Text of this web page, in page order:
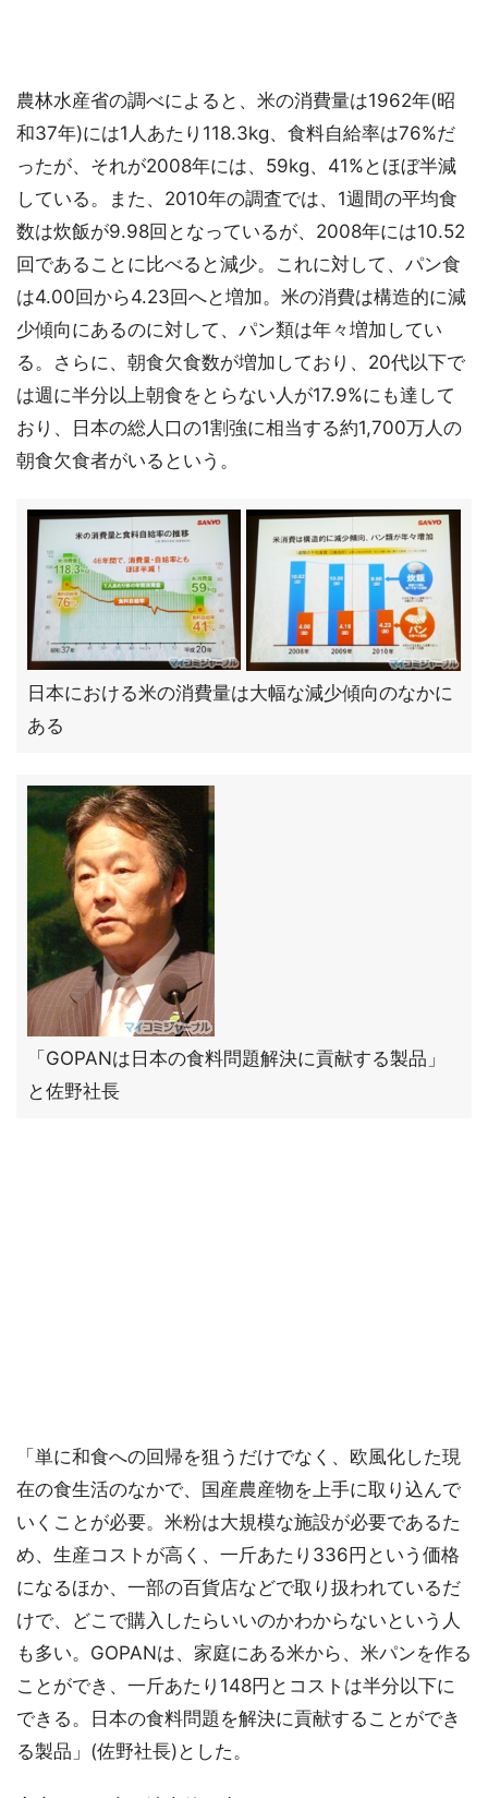
農林水産省の調べによると、米の消費量は1962年(昭
和37年)には1人あたり118.3kg、食料自給率は76%だ
ったが、それが2008年には、59kg、41%とほぼ半減
している。また、2010年の調査では、1週間の平均食
数は炊飯が9.98回となっているが、2008年には10.52
回であることに比べると減少。これに対して、パン食
は4.00回から4.23回へと増加。米の消費は構造的に減
少傾向にあるのに対して、パン類は年々増加してい
る。さらに、朝食欠食数が増加しており、20代以下で
は週に半分以上朝食をとらない人が17.9%にも達して
おり、日本の総人口の1割強に相当する約1,700万人の
朝食欠食者がいるという。
日本における米の消費量は大幅な減少傾向のなかに
ある
「GOPANは日本の食料問題解決に貢献する製品」
と佐野社長
「単に和食への回帰を狙うだけでなく、欧風化した現
在の食生活のなかで、国産農産物を上手に取り込んで
いくことが必要。米粉は大規模な施設が必要であるた
め、生産コストが高く、一斤あたり336円という価格
になるほか、一部の百貨店などで取り扱われているだ
けで、どこで購入したらいいのかわからないという人
も多い。GOPANは、家庭にある米から、米パンを作る
ことができ、一斤あたり148円とコストは半分以下に
できる。日本の食料問題を解決に貢献することができ
る製品」(佐野社長)とした。